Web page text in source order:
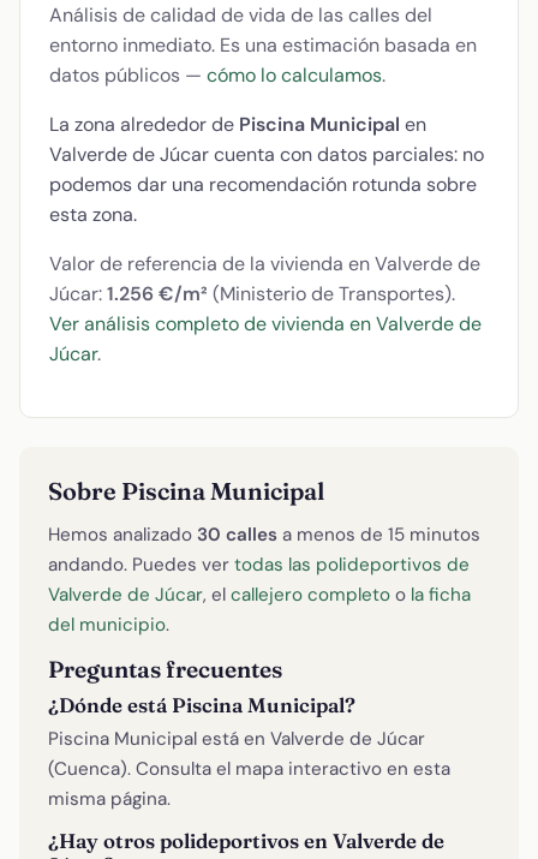
Análisis de calidad de vida de las calles del
entorno inmediato. Es una estimación basada en
datos públicos — cómo lo calculamos.
La zona alrededor de Piscina Municipal en
Valverde de Júcar cuenta con datos parciales: no
podemos dar una recomendación rotunda sobre
esta zona.
Valor de referencia de la vivienda en Valverde de
Júcar:1.256 €/m² (Ministerio de Transportes).
Ver análisis completo de vivienda en Valverde de
Júcar.
Sobre Piscina Municipal
Hemos analizado 30 calles a menos de 15 minutos
andando. Puedes ver todas las polideportivos de
Valverde de Júcar, el callejero completo o la ficha
del municipio.
Preguntas frecuentes
¿Dónde está Piscina Municipal?
Piscina Municipal está en Valverde de Júcar
(Cuenca). Consulta el mapa interactivo en esta
misma página.
¿Hay otros polideportivos en Valverde de